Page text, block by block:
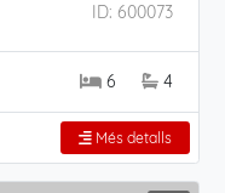
ID: 600073
6 4
Més detalls